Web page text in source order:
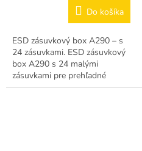
Do košíka
ESD zásuvkový box A290 – s
24 zásuvkami. ESD zásuvkový
box A290 s 24 malými
zásuvkami pre prehľadné
skladovanie drobných